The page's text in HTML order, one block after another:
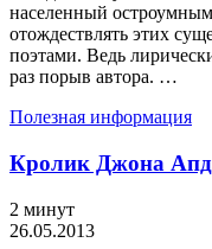
населенный
отождествлять этих
поэтами. Ведь
раз порыв автора. …
Полезная информация
Кролик Джона
2 минут
26.05.2013